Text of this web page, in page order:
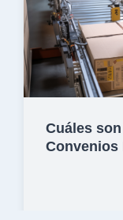
Cuáles
Convenios